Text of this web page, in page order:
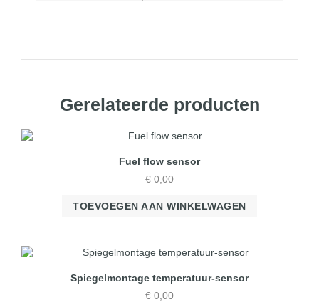
Gerelateerde producten
Fuel flow sensor
€ 0,00
TOEVOEGEN AAN WINKELWAGEN
Spiegelmontage temperatuur-sensor
€ 0,00